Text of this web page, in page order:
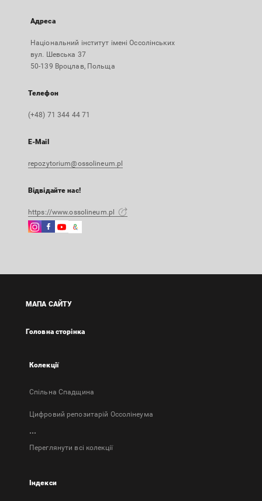
Адреса
Національний інститут імені Оссолінських
вул. Шевська 37
50-139 Вроцлав, Польща
Телефон
(+48) 71 344 44 71
E-Mail
repozytorium@ossolineum.pl
Відвідайте нас!
https://www.ossolineum.pl
Instagram
в
Facebook
в
Instagram
в
Google
Зовнішнє
в
вкладці
МАПА САЙТУ
Головна сторінка
Колекції
Спільна Спадщина
Цифровий репозитарій Оссолінеума
...
Переглянути всі колекції
Індекси